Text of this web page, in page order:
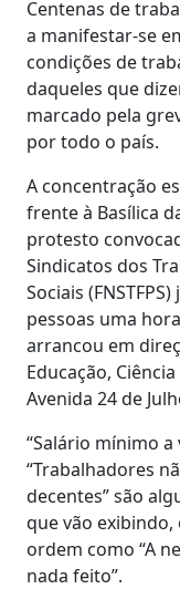
Centenas de
a manifestar-se
condições de
daqueles que
marcado pela
por todo o país.
A concentração
frente à Basílica
protesto
Sindicatos dos
Sociais
pessoas uma
arrancou em
Educação,
Avenida 24 de
“Salário mínimo
“Trabalhadores
decentes” são
que vão
ordem como “A
nada feito”.